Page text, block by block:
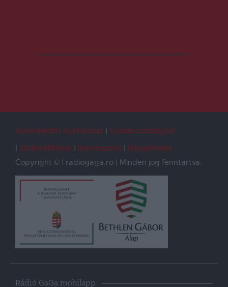
Adatvédelmi nyilatkozat
Cookie szabályzat
Sütibeállítások
Impresszum
Hibajelentés
Copyright © | radiogaga.ro | Minden jog fenntartva.
Rádió GaGa mobilapp